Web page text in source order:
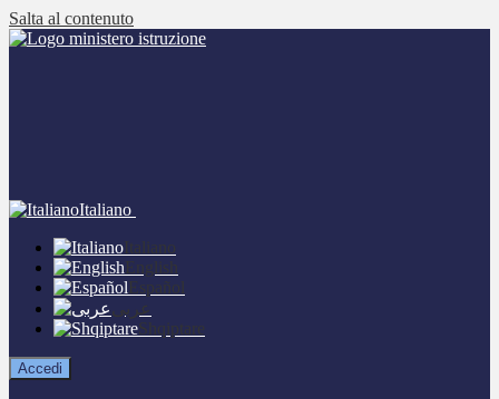
Salta al contenuto
Italiano
Italiano
English
Español
عربى
Shqiptare
Accedi